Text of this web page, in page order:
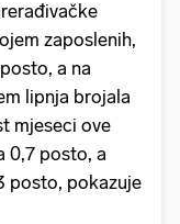
zaposlenih,
a na
lipnja brojala
mjeseci ove
0,7 posto, a
posto, pokazuje